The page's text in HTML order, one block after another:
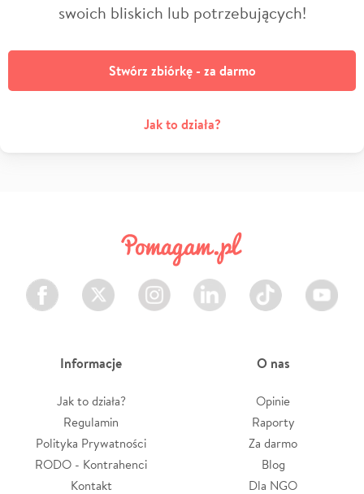
swoich bliskich lub potrzebujących!
Stwórz zbiórkę - za darmo
Jak to działa?
Facebook Twitter Instagram LinkedIn TikTok Youtube
Informacje
Jak to działa?
Regulamin
Polityka Prywatności
RODO - Kontrahenci
Kontakt
O nas
Opinie
Raporty
Za darmo
Blog
Dla NGO